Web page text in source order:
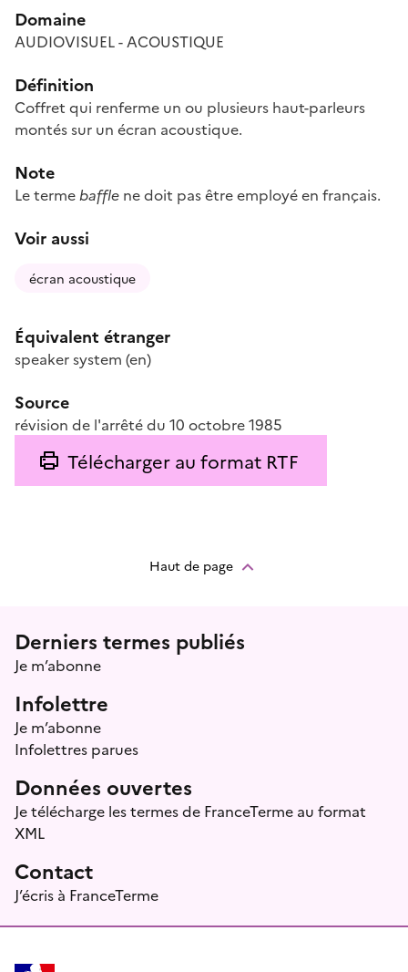
Domaine
AUDIOVISUEL - ACOUSTIQUE
Définition
Coffret qui renferme un ou plusieurs haut-parleurs
montés sur un écran acoustique.
Note
Le terme baffle ne doit pas être employé en français.
Voir aussi
écran acoustique
Équivalent étranger
speaker system (en)
Source
révision de l'arrêté du 10 octobre 1985
Télécharger au format RTF
Haut de page
Menu prefooter
Derniers termes publiés
Je m’abonne
Infolettre
Je m’abonne
Infolettres parues
Données ouvertes
Je télécharge les termes de FranceTerme au format
XML
Contact
J’écris à FranceTerme